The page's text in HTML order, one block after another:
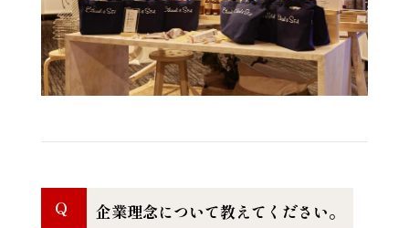
Q 企業理念について教えてください。